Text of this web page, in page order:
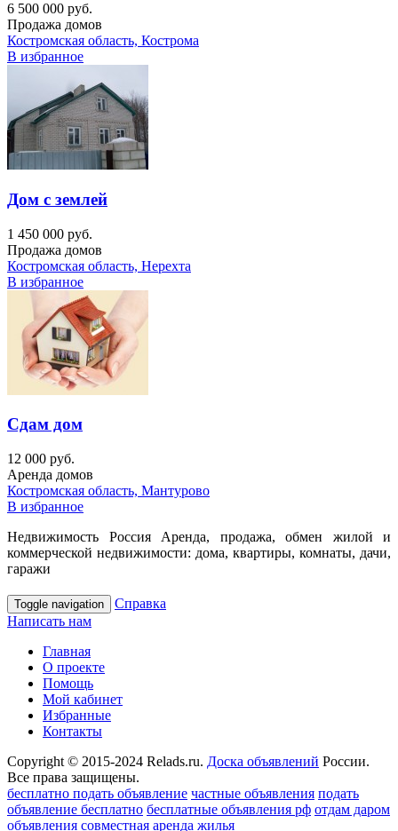
6 500 000 руб.
Продажа домов
Костромская область, Кострома
В избранное
Дом с землей
1 450 000 руб.
Продажа домов
Костромская область, Нерехта
В избранное
Сдам дом
12 000 руб.
Аренда домов
Костромская область, Мантурово
В избранное
Недвижимость Россия Аренда, продажа, обмен жилой и
коммерческой недвижимости: дома, квартиры, комнаты, дачи,
гаражи
Toggle navigation
Справка
Написать нам
Главная
О проекте
Помощь
Мой кабинет
Избранные
Контакты
Copyright © 2015-2024 Relads.ru. Доска объявлений России.
Все права защищены.
бесплатно подать объявление частные объявления подать
объявление бесплатно бесплатные объявления рф отдам даром
объявления совместная аренда жилья